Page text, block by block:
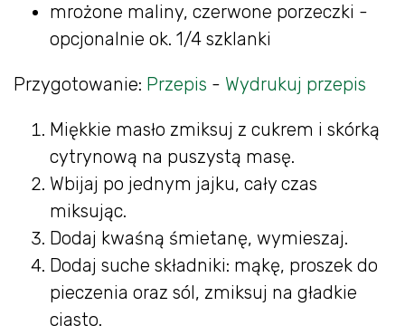
mrożone maliny, czerwone porzeczki -
opcjonalnie ok. 1/4 szklanki
Przygotowanie: Przepis - Wydrukuj przepis
Miękkie masło zmiksuj z cukrem i skórką
cytrynową na puszystą masę.
Wbijaj po jednym jajku, cały czas
miksując.
Dodaj kwaśną śmietanę, wymieszaj.
Dodaj suche składniki: mąkę, proszek do
pieczenia oraz sól, zmiksuj na gładkie
ciasto.